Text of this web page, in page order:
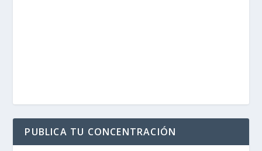
PUBLICA TU CONCENTRACIÓN